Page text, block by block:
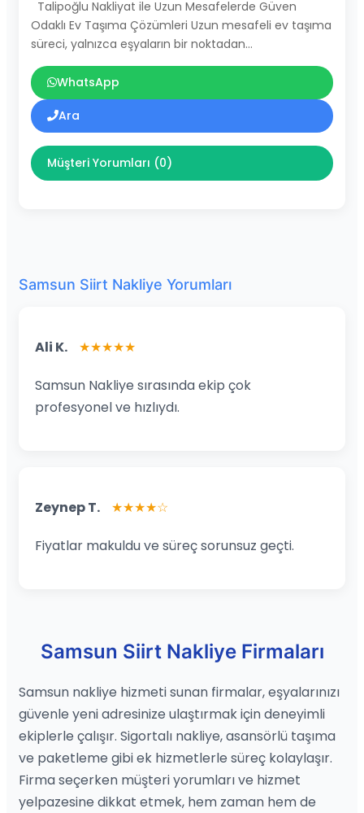
Talipoğlu Nakliyat ile Uzun Mesafelerde Güven
Odaklı Ev Taşıma Çözümleri Uzun mesafeli ev taşıma
süreci, yalnızca eşyaların bir noktadan…
WhatsApp
Ara
Müşteri Yorumları (0)
Samsun Siirt Nakliye Yorumları
Ali K. ★★★★★
Samsun Nakliye sırasında ekip çok
profesyonel ve hızlıydı.
Zeynep T. ★★★★☆
Fiyatlar makuldu ve süreç sorunsuz geçti.
Samsun Siirt Nakliye Firmaları
Samsun nakliye hizmeti sunan firmalar, eşyalarınızı
güvenle yeni adresinize ulaştırmak için deneyimli
ekiplerle çalışır. Sigortalı nakliye, asansörlü taşıma
ve paketleme gibi ek hizmetlerle süreç kolaylaşır.
Firma seçerken müşteri yorumları ve hizmet
yelpazesine dikkat etmek, hem zaman hem de